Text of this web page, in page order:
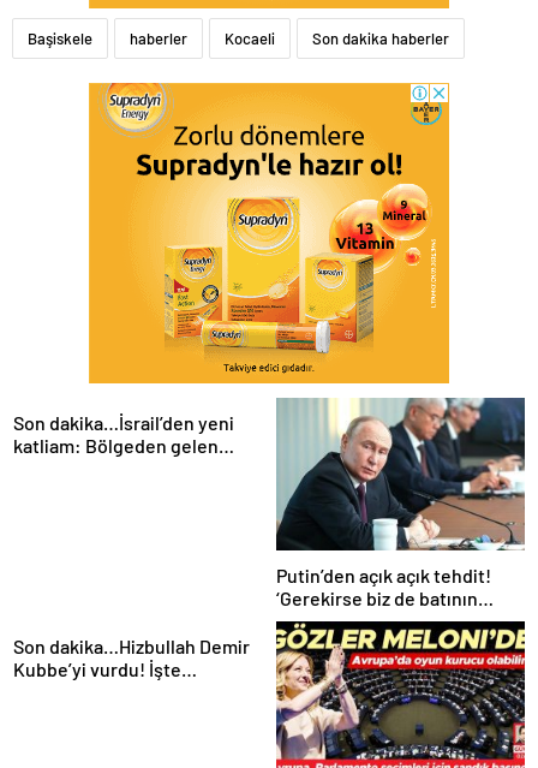
Başiskele haberler Kocaeli Son dakika haberler
Son dakika…İsrail’den yeni
katliam: Bölgeden gelen
Putin’den açık açık tehdit!
‘Gerekirse biz de batının
düşmanlarını silahlandırırız’
Son dakika…Hizbullah Demir
Kubbe’yi vurdu! İşte